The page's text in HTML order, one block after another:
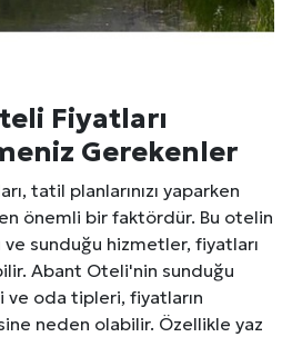
Fiyatları
Gerekenler
tatil planlarınızı yaparken
önemli bir faktördür. Bu otelin
sunduğu hizmetler, fiyatları
Abant Oteli'nin sunduğu
ve oda tipleri, fiyatların
neden olabilir. Özellikle yaz